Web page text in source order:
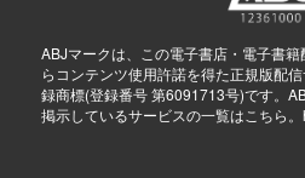
ABJマークは、この電子書店・電子書
らコンテンツ使用許諾を得た正規版配
録商標(登録番号 第6091713号)です。
掲示しているサービスの一覧はこちら。